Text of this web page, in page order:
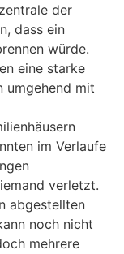
der
dass ein
würde.
eine starke
umgehend mit
im Verlaufe
verletzt.
abgestellten
noch nicht
mehrere